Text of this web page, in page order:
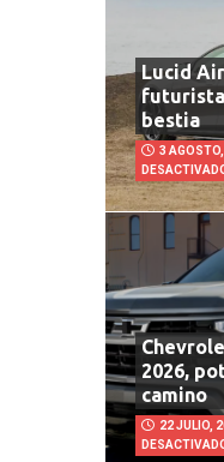
Lucid
futurista
bestia
3
2026,
camino
22 JULIO,